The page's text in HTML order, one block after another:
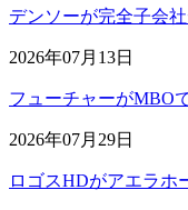
デンソーが完全子会
2026年07月13日
フューチャーがMBO
2026年07月29日
ロゴスHDがアエラホ